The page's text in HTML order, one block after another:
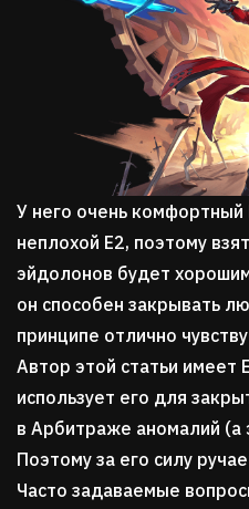
У него очень
неплохой Е2, поэтому
эйдолонов будет
он способен закрывать
принципе отлично
Автор этой статьи имеет
использует его для
в Арбитраже аномалий
Поэтому за его силу
Часто задаваемые